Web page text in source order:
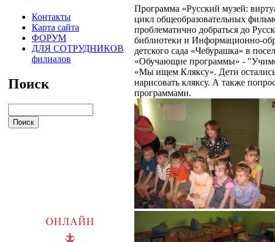
Контакты
Карта сайта
ФОРУМ
ДЛЯ СОТРУДНИКОВ
филиалов
Поиск
Программа «Русский музей:
цикл общеобразовательных
проблематично добраться до
библиотеки и Информационно-
детского сада «Чебурашка» в
«Обучающие программы» -
«Мы ищем Кляксу». Дети
нарисовать кляксу. А также
программами.